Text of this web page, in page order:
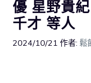
優 星野貴
千才 等人
2024/10/21 作者: 鬆